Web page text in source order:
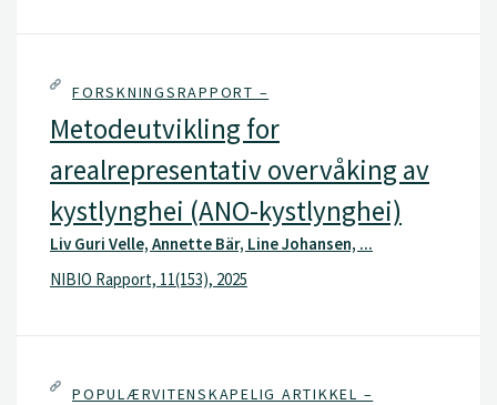
FORSKNINGSRAPPORT –
Metodeutvikling for
arealrepresentativ overvåking av
kystlynghei (ANO-kystlynghei)
Liv Guri Velle, Annette Bär, Line Johansen, ...
NIBIO Rapport, 11(153), 2025
POPULÆRVITENSKAPELIG ARTIKKEL –